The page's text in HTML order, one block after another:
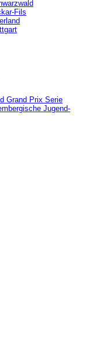
Fils
Grand Prix Serie
Jugend-